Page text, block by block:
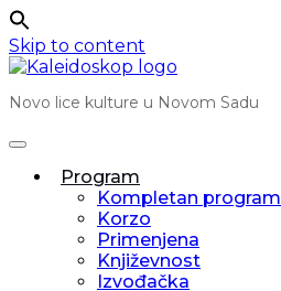
Skip to content
Novo lice kulture u Novom Sadu
Program
Kompletan program
Korzo
Primenjena
Književnost
Izvođačka